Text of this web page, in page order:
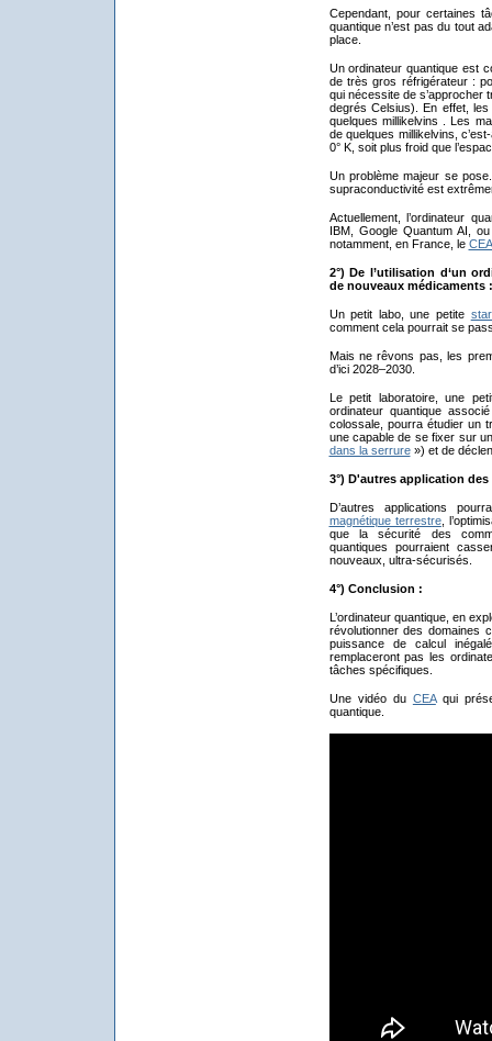
Cependant, pour certaines
quantique n’est pas du tout
place.
Un ordinateur quantique est
de très gros réfrigérateur :
qui nécessite de s’approcher
degrés Celsius). En effet,
quelques millikelvins . Les
de quelques millikelvins,
0° K, soit plus froid que
Un problème majeur se
supraconductivité est
Actuellement, l’ordinateur
IBM, Google Quantum AI,
notamment, en France, le
2°) De l’utilisation d‘un
de nouveaux médicaments :
Un petit labo, une petite
comment cela pourrait se
Mais ne rêvons pas, les
d’ici 2028–2030.
Le petit laboratoire, une
ordinateur quantique
colossale, pourra étudier un
une capable de se fixer sur
dans la serrure») et de
3°) D'autres application
D’autres applications
magnétique terrestre,
que la sécurité des
quantiques pourraient
nouveaux, ultra-sécurisés.
4°) Conclusion :
L’ordinateur quantique, en
révolutionner des domaines
puissance de calcul
remplaceront pas les
tâches spécifiques.
Une vidéo du CEAqui
quantique.